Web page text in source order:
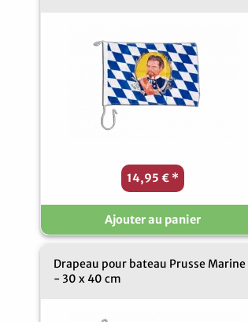
14,95 € *
Ajouter au panier
Drapeau pour bateau Prusse Marine
- 30 x 40 cm